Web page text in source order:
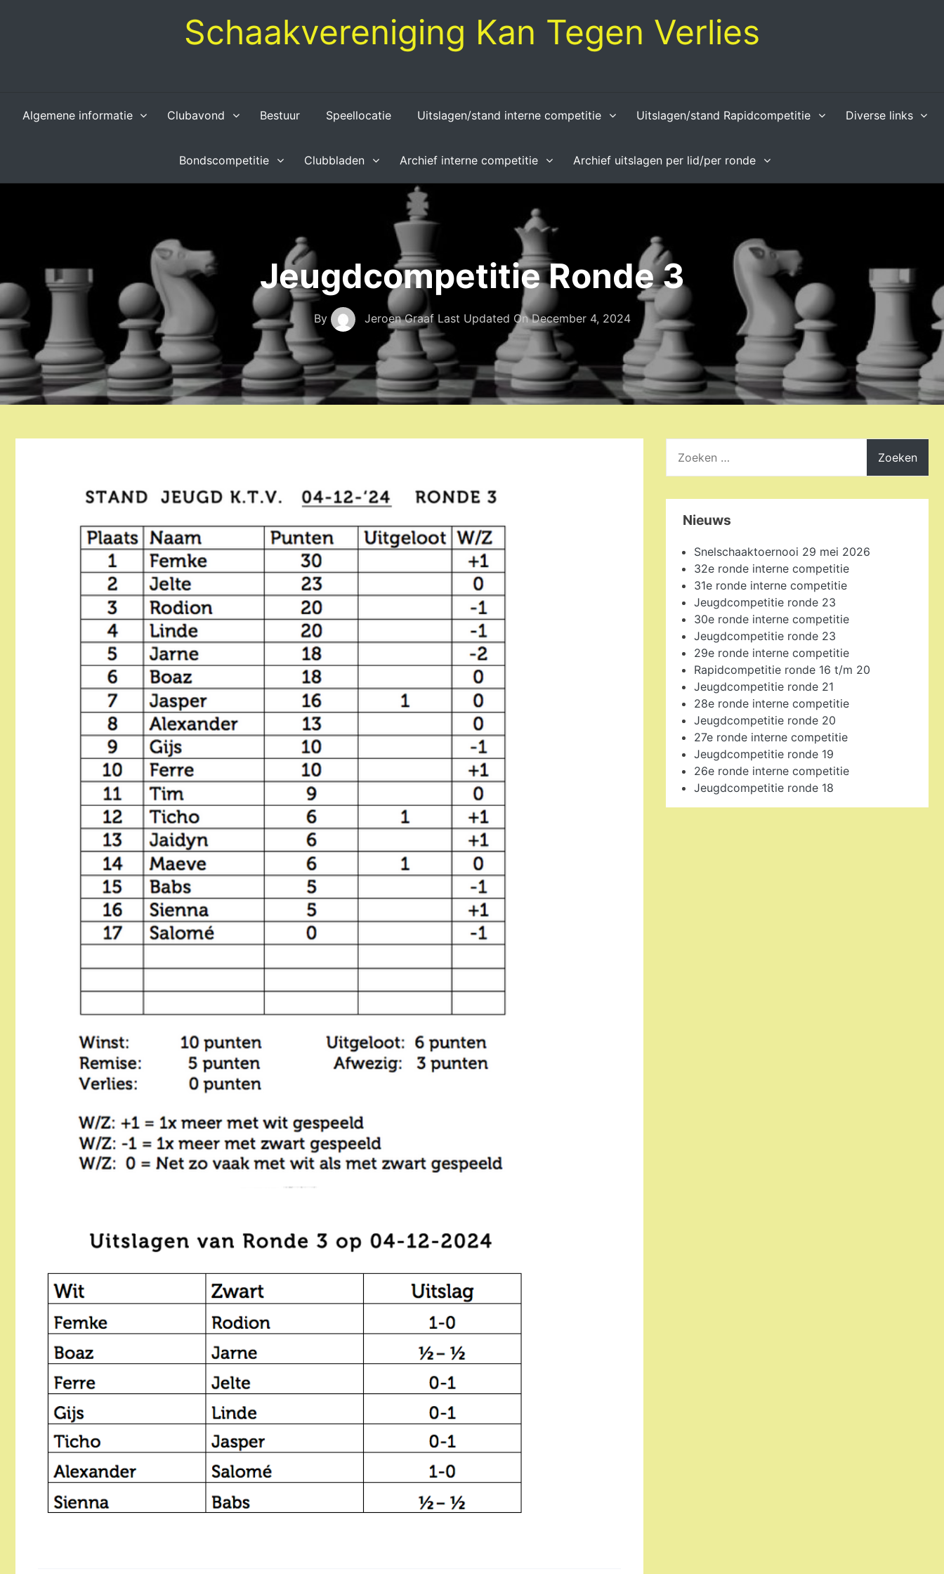
Schaakvereniging Kan Tegen Verlies
Algemene informatie Clubavond Bestuur Speellocatie Uitslagen/stand interne competitie Uitslagen/stand Rapidcompetitie Diverse links
Bondscompetitie Clubbladen Archief interne competitie Archief uitslagen per lid/per ronde
Jeugdcompetitie Ronde 3
By Jeroen Graaf Last Updated OnDecember 4, 2024
naar:
Nieuws
Snelschaaktoernooi 29 mei 2026
32e ronde interne competitie
31e ronde interne competitie
Jeugdcompetitie ronde 23
30e ronde interne competitie
Jeugdcompetitie ronde 23
29e ronde interne competitie
Rapidcompetitie ronde 16 t/m 20
Jeugdcompetitie ronde 21
28e ronde interne competitie
Jeugdcompetitie ronde 20
27e ronde interne competitie
Jeugdcompetitie ronde 19
26e ronde interne competitie
Jeugdcompetitie ronde 18